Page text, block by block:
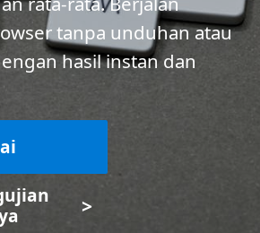
tanpa unduhan atau
hasil instan dan
>